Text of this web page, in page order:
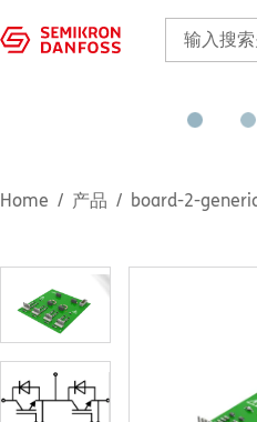
Home 产品 board-2-